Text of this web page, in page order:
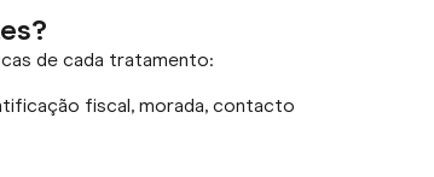
de cada tratamento:
fiscal, morada, contacto